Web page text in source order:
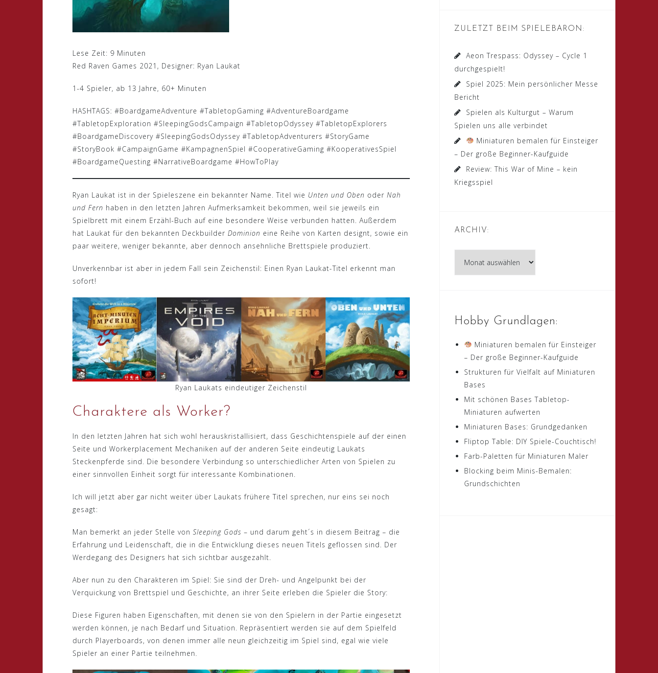
Lese Zeit: 9 Minuten
Red Raven Games 2021, Designer: Ryan Laukat
1-4 Spieler, ab 13 Jahre, 60+ Minuten
HASHTAGS: #BoardgameAdventure #TabletopGaming #AdventureBoardgame
#TabletopExploration #SleepingGodsCampaign #TabletopOdyssey #TabletopExplorers
#BoardgameDiscovery #SleepingGodsOdyssey #TabletopAdventurers #StoryGame
#StoryBook #CampaignGame #KampagnenSpiel #CooperativeGaming #KooperativesSpiel
#BoardgameQuesting #NarrativeBoardgame #HowToPlay
Ryan Laukat ist in der Spieleszene ein bekannter Name. Titel wie Unten und Oben oder Nah
und Fern haben in den letzten Jahren Aufmerksamkeit bekommen, weil sie jeweils ein
Spielbrett mit einem Erzähl-Buch auf eine besondere Weise verbunden hatten. Außerdem
hat Laukat für den bekannten Deckbuilder Dominion eine Reihe von Karten designt, sowie ein
paar weitere, weniger bekannte, aber dennoch ansehnliche Brettspiele produziert.
Unverkennbar ist aber in jedem Fall sein Zeichenstil: Einen Ryan Laukat-Titel erkennt man
sofort!
Ryan Laukats eindeutiger Zeichenstil
Charaktere als Worker?
In den letzten Jahren hat sich wohl herauskristallisiert, dass Geschichtenspiele auf der einen
Seite und Workerplacement Mechaniken auf der anderen Seite eindeutig Laukats
Steckenpferde sind. Die besondere Verbindung so unterschiedlicher Arten von Spielen zu
einer sinnvollen Einheit sorgt für interessante Kombinationen.
Ich will jetzt aber gar nicht weiter über Laukats frühere Titel sprechen, nur eins sei noch
gesagt:
Man bemerkt an jeder Stelle von Sleeping Gods – und darum geht´s in diesem Beitrag – die
Erfahrung und Leidenschaft, die in die Entwicklung dieses neuen Titels geflossen sind. Der
Werdegang des Designers hat sich sichtbar ausgezahlt.
Aber nun zu den Charakteren im Spiel: Sie sind der Dreh- und Angelpunkt bei der
Verquickung von Brettspiel und Geschichte, an ihrer Seite erleben die Spieler die Story:
Diese Figuren haben Eigenschaften, mit denen sie von den Spielern in der Partie eingesetzt
werden können, je nach Bedarf und Situation. Repräsentiert werden sie auf dem Spielfeld
durch Playerboards, von denen immer alle neun gleichzeitig im Spiel sind, egal wie viele
Spieler an einer Partie teilnehmen.
ZULETZT BEIM SPIELEBARON:
Aeon Trespass: Odyssey – Cycle 1
durchgespielt!
Spiel 2025: Mein persönlicher Messe
Bericht
Spielen als Kulturgut – Warum
Spielen uns alle verbindet
Miniaturen bemalen für Einsteiger
– Der große Beginner-Kaufguide
Review: This War of Mine – kein
Kriegsspiel
ARCHIV:
Hobby Grundlagen:
Miniaturen bemalen für Einsteiger
– Der große Beginner-Kaufguide
Strukturen für Vielfalt auf Miniaturen
Bases
Mit schönen Bases Tabletop-
Miniaturen aufwerten
Miniaturen Bases: Grundgedanken
Fliptop Table: DIY Spiele-Couchtisch!
Farb-Paletten für Miniaturen Maler
Blocking beim Minis-Bemalen:
Grundschichten